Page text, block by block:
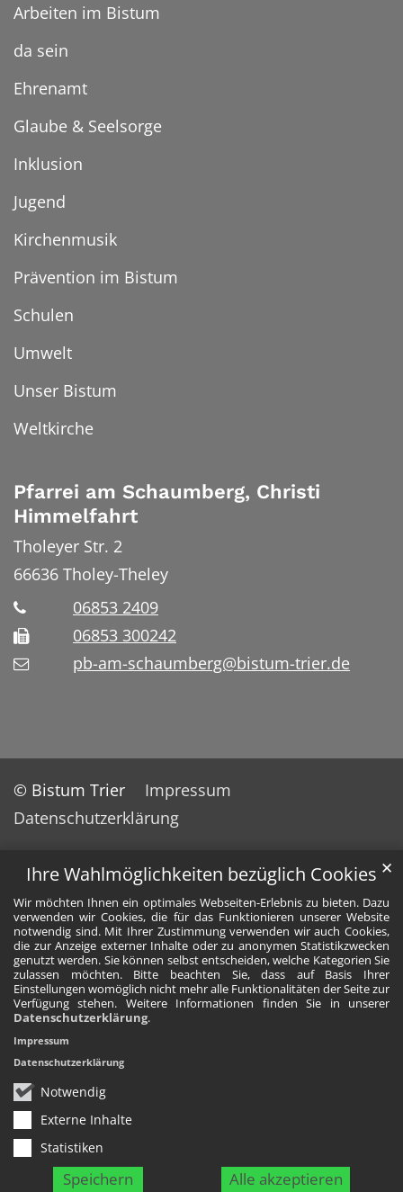
Ihre Wahlmöglichkeiten bezüglich Cookies
Wir möchten Ihnen ein optimales Webseiten-Erlebnis zu bieten. Dazu
verwenden wir Cookies, die für das Funktionieren unserer Website
notwendig sind. Mit Ihrer Zustimmung verwenden wir auch Cookies,
die zur Anzeige externer Inhalte oder zu anonymen Statistikzwecken
genutzt werden. Sie können selbst entscheiden, welche Kategorien Sie
zulassen möchten. Bitte beachten Sie, dass auf Basis Ihrer
Einstellungen womöglich nicht mehr alle Funktionalitäten der Seite zur
Verfügung stehen. Weitere Informationen finden Sie in unserer
Datenschutzerklärung.
Notwendig
Externe Inhalte
Statistiken
Speichern Alle akzeptieren
✕
Impressum
Datenschutzerklärung
Arbeiten im Bistum
da sein
Ehrenamt
Glaube & Seelsorge
Inklusion
Jugend
Kirchenmusik
Prävention im Bistum
Schulen
Umwelt
Unser Bistum
Weltkirche
Pfarrei am Schaumberg, Christi
Himmelfahrt
Tholeyer Str. 2
66636 Tholey-Theley
06853 2409
06853 300242
pb-am-schaumberg@bistum-trier.de
© Bistum Trier
Impressum
Datenschutzerklärung